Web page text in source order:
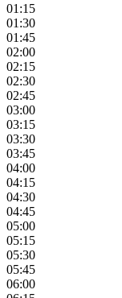
01:15
01:30
01:45
02:00
02:15
02:30
02:45
03:00
03:15
03:30
03:45
04:00
04:15
04:30
04:45
05:00
05:15
05:30
05:45
06:00